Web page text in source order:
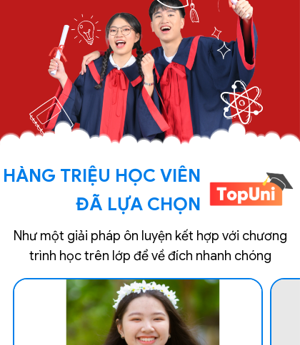
Như một giải pháp ôn luyện kết hợp với chương
trình học trên lớp để về đích nhanh chóng
HÀNG TRIỆU HỌC VIÊN
ĐÃ LỰA CHỌN